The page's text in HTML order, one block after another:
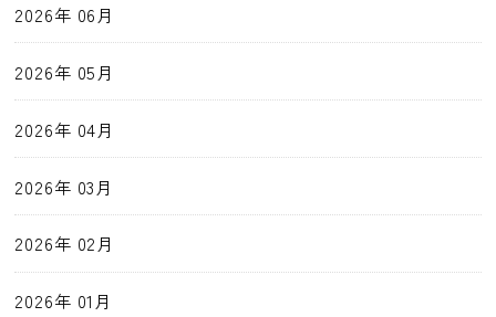
2026年 06月
2026年 05月
2026年 04月
2026年 03月
2026年 02月
2026年 01月